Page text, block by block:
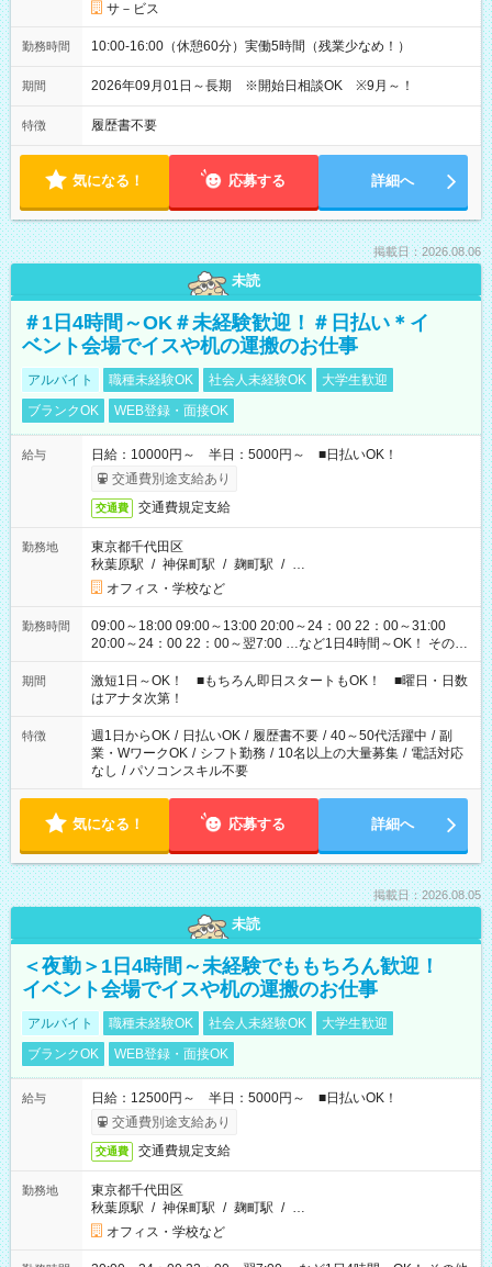
サ－ビス
勤務時間 10:00-16:00（休憩60分）実働5時間（残業少なめ！）
期間 2026年09月01日～長期 ※開始日相談OK ※9月～！
特徴 履歴書不要
気になる！ 応募する 詳細へ
掲載日：2026.08.06
未読
＃1日4時間～OK＃未経験歓迎！＃日払い＊イ
ベント会場でイスや机の運搬のお仕事
アルバイト 職種未経験OK 社会人未経験OK
大学生歓迎
ブランクOK
WEB登録・面接OK
給与
日給：10000円～ 半日：5000円～ ■日払いOK！
交通費別途支給あり
交通費 交通費規定支給
勤務地
東京都千代田区
秋葉原駅 / 神保町駅 / 麹町駅 / …
オフィス・学校など
勤務時間
09:00～18:00 09:00～13:00 20:00～24：00 22：00～31:00
20:00～24：00 22：00～翌7:00 …など1日4時間～OK！ その他
シフトもございます！ お気軽にご相談ください！
期間
激短1日～OK！ ■もちろん即日スタートもOK！ ■曜日・日数
はアナタ次第！
特徴 週1日からOK / 日払いOK / 履歴書不要 / 40～50代活躍中 / 副
業・WワークOK / シフト勤務 / 10名以上の大量募集 / 電話対応
なし / パソコンスキル不要
気になる！ 応募する 詳細へ
掲載日：2026.08.05
未読
＜夜勤＞1日4時間～未経験でももちろん歓迎！
イベント会場でイスや机の運搬のお仕事
アルバイト 職種未経験OK 社会人未経験OK
大学生歓迎
ブランクOK
WEB登録・面接OK
給与
日給：12500円～ 半日：5000円～ ■日払いOK！
交通費別途支給あり
交通費 交通費規定支給
勤務地
東京都千代田区
秋葉原駅 / 神保町駅 / 麹町駅 / …
オフィス・学校など